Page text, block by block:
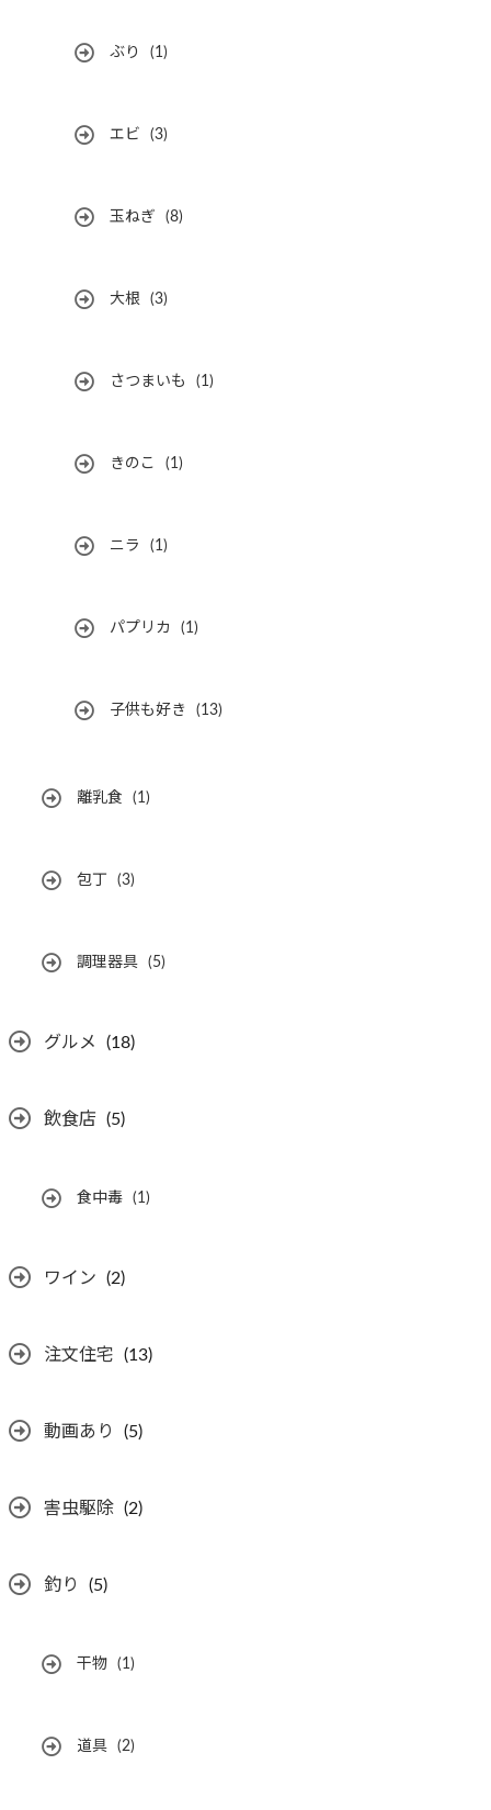
ぶり (1)
エビ (3)
玉ねぎ (8)
大根 (3)
さつまいも (1)
きのこ (1)
ニラ (1)
パプリカ (1)
子供も好き (13)
離乳食 (1)
包丁 (3)
調理器具 (5)
グルメ (18)
飲食店 (5)
食中毒 (1)
ワイン (2)
注文住宅 (13)
動画あり (5)
害虫駆除 (2)
釣り (5)
干物 (1)
道具 (2)